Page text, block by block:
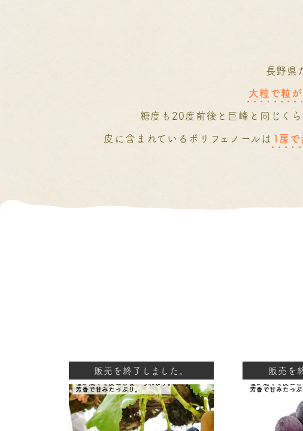
長野県
大粒で粒
糖度も20度前後と巨峰と同じく
皮に含まれているポリフェノールは 1房
販売を終了しました。 販売を